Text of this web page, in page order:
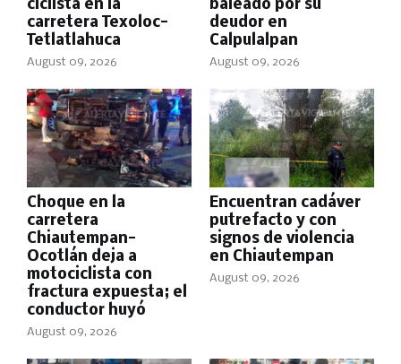
ciclista en la
carretera Texoloc-
Tetlatlahuca
August 09, 2026
baleado por su
deudor en
Calpulalpan
August 09, 2026
Choque en la
carretera
Chiautempan-
Ocotlán deja a
motociclista con
fractura expuesta; el
conductor huyó
August 09, 2026
Encuentran cadáver
putrefacto y con
signos de violencia
en Chiautempan
August 09, 2026